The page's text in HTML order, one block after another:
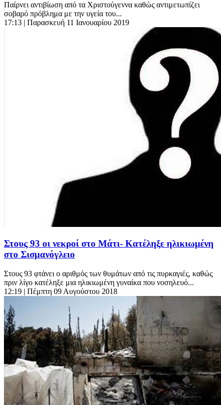
Παίρνει αντιβίωση από τα Χριστούγεννα καθώς αντιμετωπίζει
σοβαρό πρόβλημα με την υγεία του...
17:13 | Παρασκευή 11 Ιανουαρίου 2019
Στους 93 οι νεκροί στο Μάτι- Κατέληξε ηλικιωμένη
στο Σισμανόγλειο
Στους 93 φτάνει ο αριθμός των θυμάτων από τις πυρκαγιές, καθώς
πριν λίγο κατέληξε μια ηλικιωμένη γυναίκα που νοσηλευό...
12:19 | Πέμπτη 09 Αυγούστου 2018